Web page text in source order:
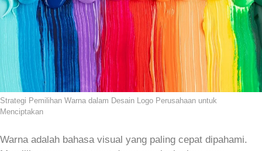
Strategi Pemilihan Warna dalam Desain Logo Perusahaan untuk
Menciptakan
Warna adalah bahasa visual yang paling cepat dipahami.